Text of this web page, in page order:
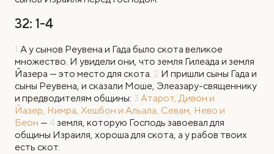
32: 1-4
1 Ау сынов Реувена и Гада было скота великое
множество. И увидели они, что земля Гилеада и земля
Йазера — это место для скота. 2 И пришли сыны Гада и
сыны Реувена, и сказали Моше, Элеазару-священнику
и предводителям общины: 3 Атарот, Дивон и
Йазер, Нимра, Хешбон и Альала, Севам, Нево и
Беон — 4 земля, которую Господь завоевал для
общины Израиля, хороша для скота, а у рабов твоих
есть скот.